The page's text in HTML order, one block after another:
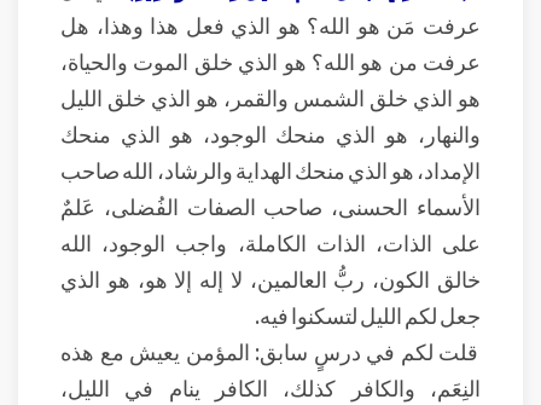
عرفت مَن هو الله؟ هو الذي فعل هذا وهذا، هل
عرفت من هو الله؟ هو الذي خلق الموت والحياة،
هو الذي خلق الشمس والقمر، هو الذي خلق الليل
والنهار، هو الذي منحك الوجود، هو الذي منحك
الإمداد، هو الذي منحك الهداية والرشاد، الله صاحب
الأسماء الحسنى، صاحب الصفات الفُضلى، عَلمٌ
على الذات، الذات الكاملة، واجب الوجود، الله
خالق الكون، ربُّ العالمين، لا إله إلا هو، هو الذي
جعل لكم الليل لتسكنوا فيه.
قلت لكم في درسٍ سابق: المؤمن يعيش مع هذه
النِعَم، والكافر كذلك، الكافر ينام في الليل،